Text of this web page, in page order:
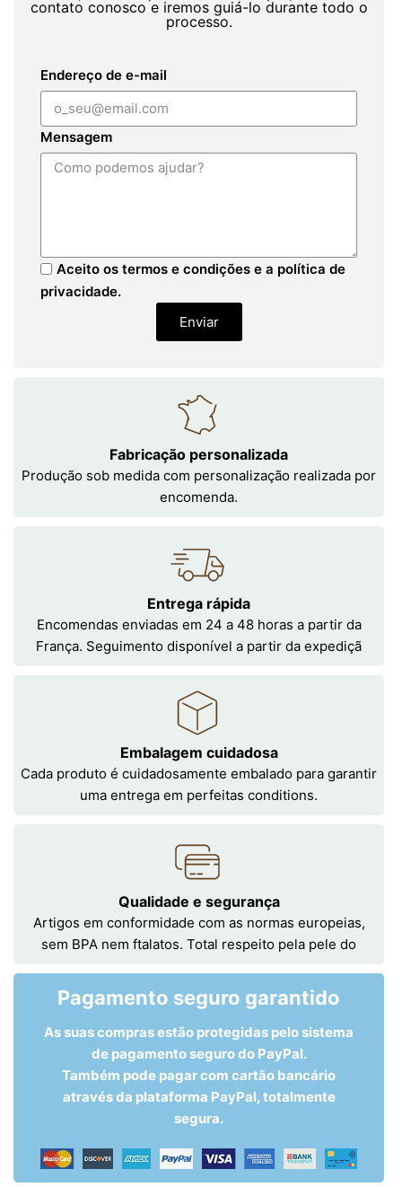
contato conosco e iremos guiá-lo durante todo o
processo.
Endereço de e-mail
Mensagem
Aceito os termos e condições e a política de
privacidade.
Enviar
Fabricação personalizada
Produção sob medida com personalização realizada por
encomenda.
Entrega rápida
Encomendas enviadas em 24 a 48 horas a partir da
França. Seguimento disponível a partir da expediçã
Embalagem cuidadosa
Cada produto é cuidadosamente embalado para garantir
uma entrega em perfeitas conditions.
Qualidade e segurança
Artigos em conformidade com as normas europeias,
sem BPA nem ftalatos. Total respeito pela pele do
Pagamento seguro garantido
As suas compras estão protegidas pelo sistema
de pagamento seguro do PayPal.
Também pode pagar com cartão bancário
através da plataforma PayPal, totalmente
segura.